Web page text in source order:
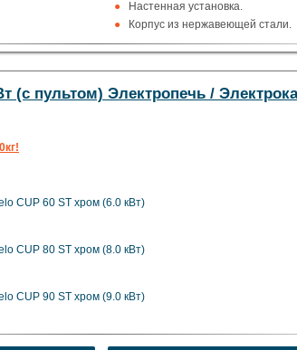
Настенная установка.
Корпус из нержавеющей стали.
Цвет: Нержавеющая сталь.
(с пультом) Электропечь /
CUP 60 ST хром (6.0 кВт)
CUP 80 ST хром (8.0 кВт)
CUP 90 ST хром (9.0 кВт)